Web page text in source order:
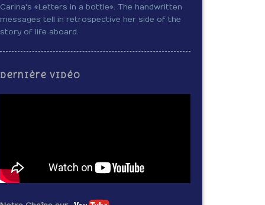
Carina's «Letters in a bottle». The handwritten
messages tell in retrospective her side of the
story of life aboard.
Dernière vidéo